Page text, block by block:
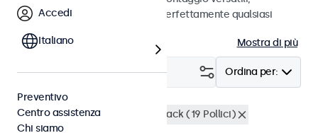
consentendo loro di integrarsi perfettamente qualsiasi
Mostra di più
Ordina per:
Filtro (1)
Monitor 19 pollici
Montaggio rack (19 Pollici)
Accedi
Italiano
Preventivo
Centro assistenza
Chi siamo